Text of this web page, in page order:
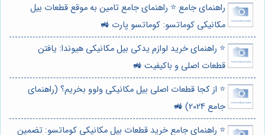
راهنمای جامع ⭐️ راهنمای جامع تامین به موقع قطعات بیل
مکانیکی کوماتسو: کوماتسو پارت 🚜
⭐️ راهنمای خرید لوازم یدکی بیل مکانیکی هیوندا: یافتن
قطعات اصلی و باکیفیت 🚜
⭐️ از کجا قطعات اصلی بیل مکانیکی ولوو بخریم؟ (راهنمای
جامع 2024) 🚜
⭐️ راهنمای جامع خرید قطعات بیل مکانیکی کوماتسو: تضمین